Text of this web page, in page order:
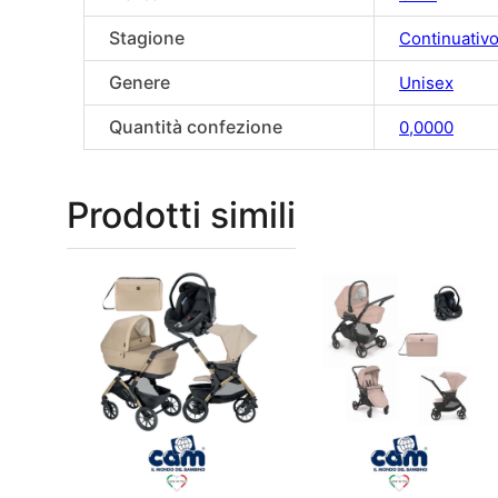
Stagione Continuativo
Genere Unisex
Quantità confezione 0,0000
Prodotti simili